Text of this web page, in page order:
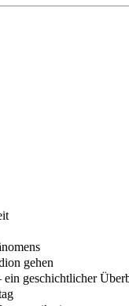
gehen
geschichtlicher